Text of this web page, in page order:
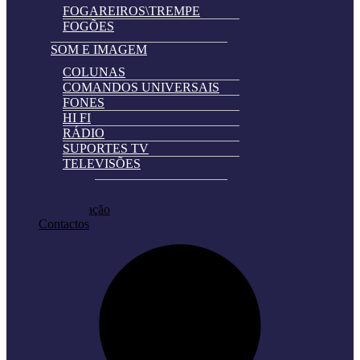
FOGAREIROS\TREMPE
FOGÕES
SOM E IMAGEM
COLUNAS
COMANDOS UNIVERSAIS
FONES
HI FI
RÁDIO
SUPORTES TV
TELEVISÕES
Categories
in
Pedir Cotação
Contactos